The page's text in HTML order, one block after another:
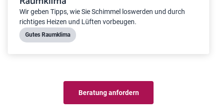
Wir geben Tipps, wie Sie Schimmel loswerden und durch
richtiges Heizen und Lüften vorbeugen.
Gutes Raumklima
Beratung anfordern